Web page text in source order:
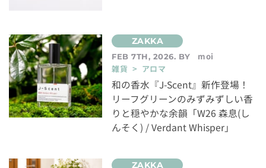
FEB 7TH, 2026. BY
moi
雑貨 > アロマ
和の香水『J-Scent』新作登場！
リーフグリーンのみずみずしい香
りと穏やかな余韻「W26 森息(し
んそく) / Verdant Whisper」